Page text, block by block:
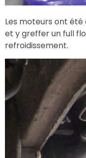
Les moteurs ont
et y greffer un full
refroidissement.